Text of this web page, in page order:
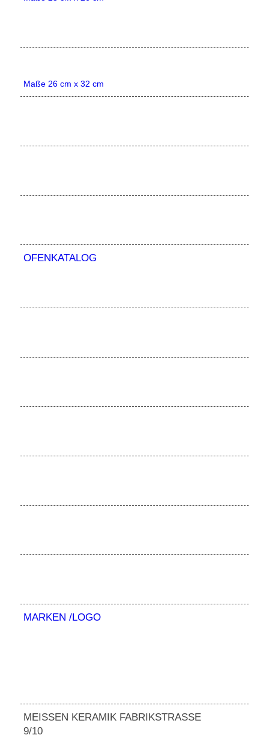
Maße 26 cm x 32 cm
OFENKATALOG
MARKEN /LOGO
MEISSEN KERAMIK FABRIKSTRASSE 9
/10